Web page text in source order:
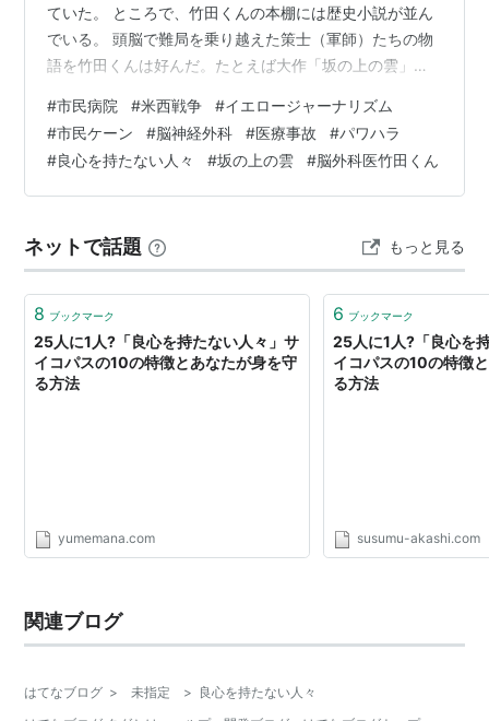
ていた。 ところで、竹田くんの本棚には歴史小説が並ん
でいる。 頭脳で難局を乗り越えた策士（軍師）たちの物
語を竹田くんは好んだ。たとえば大作「坂の上の雲」に
べき事が書かれている。 新聞王ハーストは世論を戦争へ
と導くため、米国人女性記者がスペイン当局から全裸で
取り調べを受けたという内容のフェイクニュースをイラ
スト付きで掲載した。これはイエロージャーナリズムと
る。自分がウソで状況打開を図って何が悪いの…
#市民病院 #米西戦争 #イエロージャーナリズム
#市民ケーン #脳神経外科 #医療事故 #パワハラ
#良心を持たない人々 #坂の上の雲 #脳外科医竹田くん
ネットで話題 もっと見る
8 ブックマーク
25人に1人?「良心を持たない人々」サ
イコパスの10の特徴とあなたが身を守
る方法
yumemana.com
6 ブックマーク
25人に1人?「良心を
イコパスの10の特徴
る方法
susumu-akashi.com
関連ブログ
はてなブログ > 未指定 > 良心を持たない人々